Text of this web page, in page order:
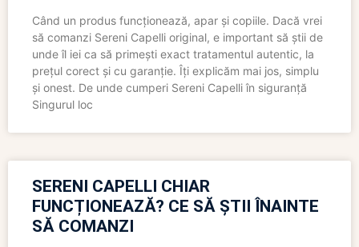
Când un produs funcționează, apar și copiile. Dacă vrei
să comanzi Sereni Capelli original, e important să știi de
unde îl iei ca să primești exact tratamentul autentic, la
prețul corect și cu garanție. Îți explicăm mai jos, simplu
și onest. De unde cumperi Sereni Capelli în siguranță
Singurul loc
SERENI CAPELLI CHIAR
FUNCȚIONEAZĂ? CE SĂ ȘTII ÎNAINTE
SĂ COMANZI